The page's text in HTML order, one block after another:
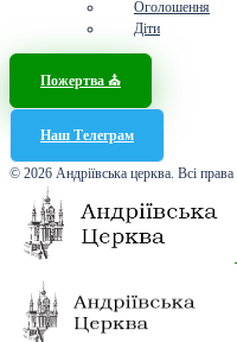
Оголошення
Діти
Пожертва ⛪️
Наш Телеграм
© 2026 Андріївська церква. Всі права